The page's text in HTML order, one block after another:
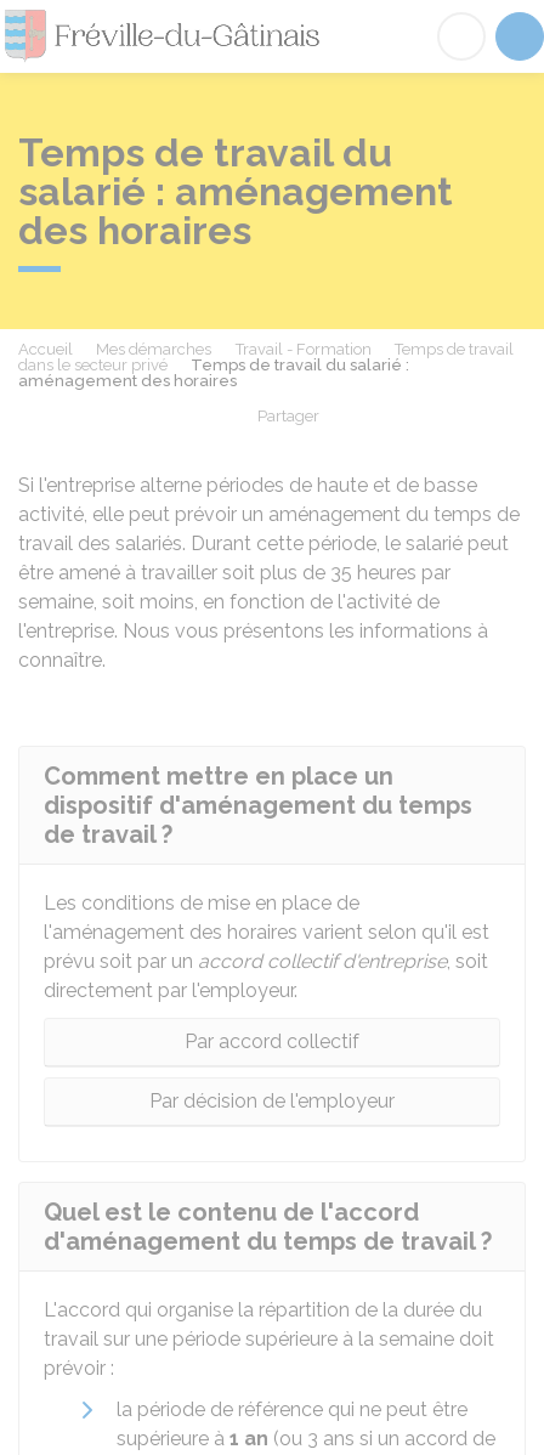
Fréville-du-
Temps de travail du
salarié : aménagement
des horaires
Accueil Mes démarches Travail - Formation
Temps de travail
dans le secteur privé
Temps de travail du salarié :
aménagement des horaires
Partager
Si l'entreprise alterne périodes de haute et de basse
activité, elle peut prévoir un aménagement du temps de
travail des salariés. Durant cette période, le salarié peut
être amené à travailler soit plus de 35 heures par
semaine, soit moins, en fonction de l'activité de
l'entreprise. Nous vous présentons les informations à
connaître.
Comment mettre en place un
dispositif d'aménagement du temps
de travail ?
Les conditions de mise en place de
l'aménagement des horaires varient selon qu'il est
prévu soit par un accord collectif d'entreprise, soit
directement par l'employeur.
Par accord collectif
Par décision de l'employeur
Quel est le contenu de l'accord
d'aménagement du temps de travail ?
L'accord qui organise la répartition de la durée du
travail sur une période supérieure à la semaine doit
prévoir :
la période de référence qui ne peut être
supérieure à 1 an (ou 3 ans si un accord de